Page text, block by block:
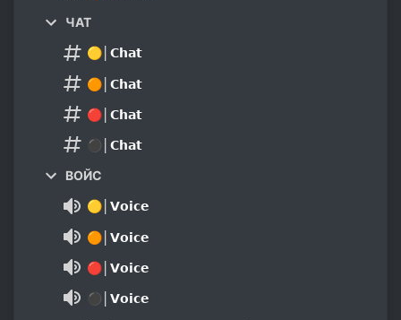
ЧАТ
🟡│𝗖𝗵𝗮𝘁
🟠│𝗖𝗵𝗮𝘁
🔴│𝗖𝗵𝗮𝘁
⚫│𝗖𝗵𝗮𝘁
ВОЙС
🟡│𝗩𝗼𝗶𝗰𝗲
🟠│𝗩𝗼𝗶𝗰𝗲
🔴│𝗩𝗼𝗶𝗰𝗲
⚫│𝗩𝗼𝗶𝗰𝗲